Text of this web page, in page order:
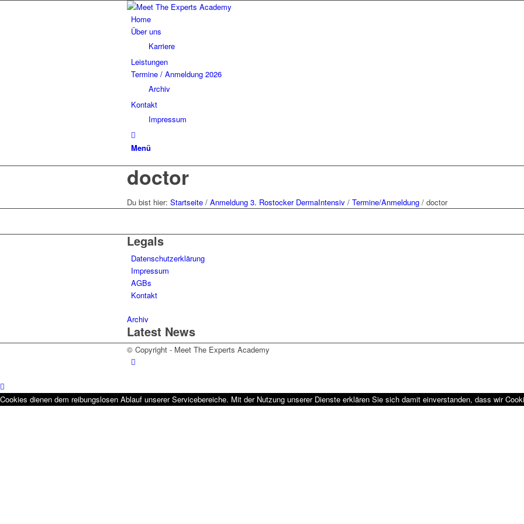
Home
Über uns
Karriere
Leistungen
Termine / Anmeldung 2026
Archiv
Kontakt
Impressum
Menü
doctor
Du bist hier: Startseite / Anmeldung 3. Rostocker DermaIntensiv / Termine/Anmeldung / doctor
Legals
Datenschutzerklärung
Impressum
AGBs
Kontakt
Archiv
Latest News
© Copyright - Meet The Experts Academy
Cookies dienen dem reibungslosen Ablauf unserer Servicebereiche. Mit der Nutzung unserer Dienste erklären Sie sich damit einverstanden, dass wir